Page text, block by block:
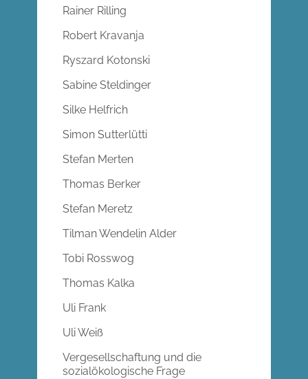
Rainer Rilling
Robert Kravanja
Ryszard Kotonski
Sabine Steldinger
Silke Helfrich
Simon Sutterlütti
Stefan Merten
Thomas Berker
Stefan Meretz
Tilman Wendelin Alder
Tobi Rosswog
Thomas Kalka
Uli Frank
Uli Weiß
Vergesellschaftung und die
sozialökologische Frage